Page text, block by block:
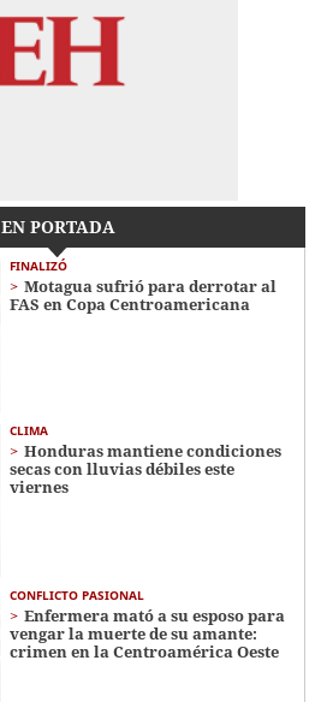
EN PORTADA
FINALIZÓ
Motagua sufrió para derrotar al
FAS en Copa Centroamericana
CLIMA
Honduras mantiene condiciones
secas con lluvias débiles este
viernes
CONFLICTO PASIONAL
Enfermera mató a su esposo para
vengar la muerte de su amante:
crimen en la Centroamérica Oeste